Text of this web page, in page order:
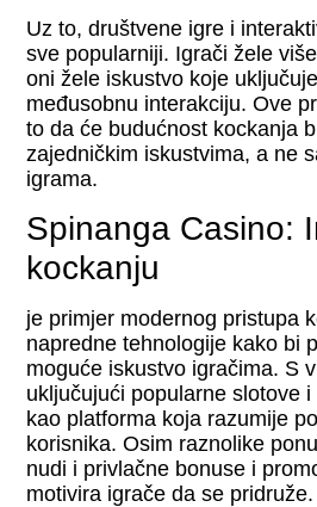
Uz to, društvene igre i
sve popularniji. Igrači žele
oni žele iskustvo koje
međusobnu interakciju. Ove
to da će budućnost kockanja
zajedničkim iskustvima, a ne
igrama.
Spinanga Casino:
kockanju
je primjer modernog pristupa
napredne tehnologije kako bi
moguće iskustvo igračima. S
uključujući popularne slotove
kao platforma koja razumije
korisnika. Osim raznolike
nudi i privlačne bonuse i
motivira igrače da se pridruže.